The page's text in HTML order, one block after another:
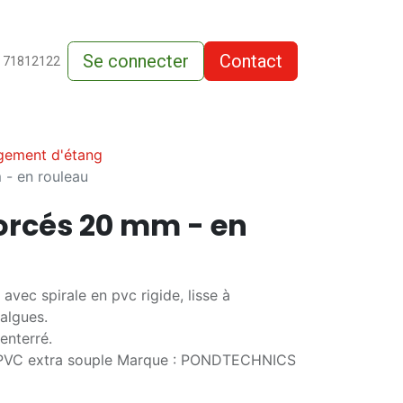
vente
71812122 Se connecter Contact
d'étang
- en rouleau
20 mm - en
spirale en pvc rigide, lisse à
extra souple Marque : PONDTECHNICS